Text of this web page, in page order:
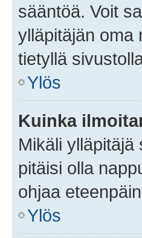
sääntöä. Voit
ylläpitäjän oma
tietyllä
Ylös
Kuinka
Mikäli ylläpitäjä
pitäisi olla
ohjaa
Ylös